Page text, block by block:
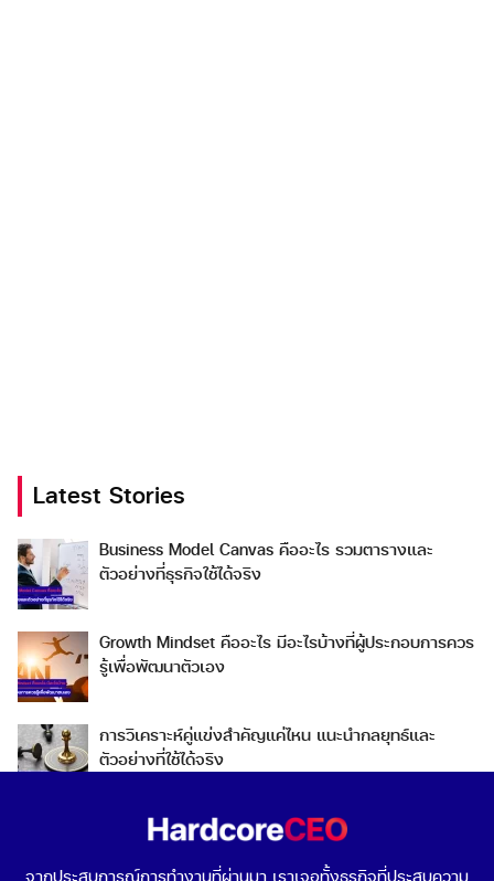
Search
for:
Search
Latest Stories
Business Model Canvas คืออะไร รวมตารางและ
ตัวอย่างที่ธุรกิจใช้ได้จริง
Growth Mindset คืออะไร มีอะไรบ้างที่ผู้ประกอบการควร
รู้เพื่อพัฒนาตัวเอง
การวิเคราะห์คู่แข่งสำคัญแค่ไหน แนะนำกลยุทธ์และ
ตัวอย่างที่ใช้ได้จริง
Go To Market คืออะไร เลือกกลยุทธ์การเข้าสู่ตลาดต่าง